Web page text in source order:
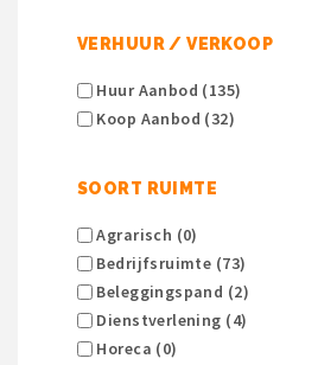
VERHUUR / VERKOOP
Huur Aanbod (135)
Koop Aanbod (32)
SOORT RUIMTE
Agrarisch (0)
Bedrijfsruimte (73)
Beleggingspand (2)
Dienstverlening (4)
Horeca (0)